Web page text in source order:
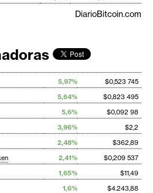
DiarioBitcoin.com
5,97%
$0,523 745
5,64%
$0,823 495
5,6%
$0,092 98
3,96%
$2,2
2,48%
$362,89
2,41%
$0,209 537
1,65%
$11,49
1,6%
$4.243,88